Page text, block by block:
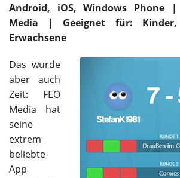
Android, iOS, Windows Phone |
Media | Geeignet für:
Erwachsene
Das wurde
aber auch
Zeit: FEO
Media hat
seine
extrem
beliebte
App